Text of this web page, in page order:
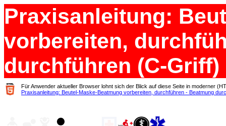
Praxisanleitung:
vorbereiten,
durchführen (C-Griff)
Für Anwender aktueller Browser lohnt sich der Blick auf diese Seite in moderner
Praxisanleitung: Beutel-Maske-Beatmung vorbereiten, durchführen - Beatmung